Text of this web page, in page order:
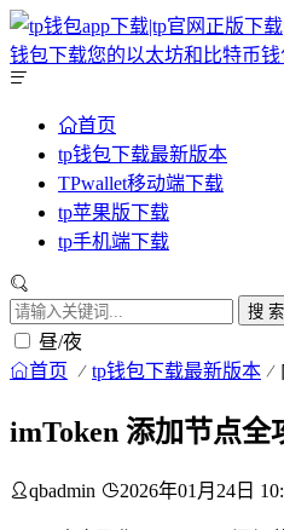
首页
tp钱包下载最新版本
TPwallet移动端下载
tp苹果版下载
tp手机端下载
搜 索
昼/夜
首页 tp钱包下载最新版本
imToken 添加节点全
qbadmin 2026年01月24日